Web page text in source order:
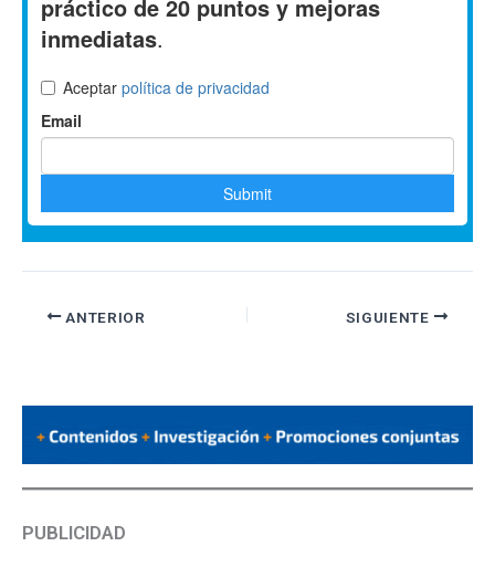
ANTERIOR SIGUIENTE
PUBLICIDAD